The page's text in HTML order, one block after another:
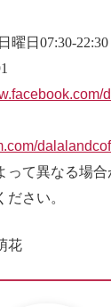
曜日 07:30-22:30
て異なる場合
さい。
花